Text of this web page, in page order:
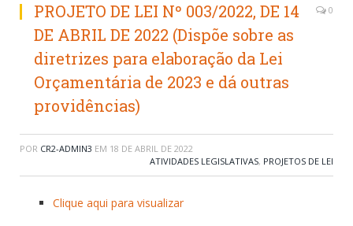
PROJETO DE LEI Nº 003/2022, DE 14
DE ABRIL DE 2022 (Dispõe sobre as
diretrizes para elaboração da Lei
Orçamentária de 2023 e dá outras
providências)
0
POR CR2-ADMIN3 EM 18 DE ABRIL DE 2022
ATIVIDADES LEGISLATIVAS, PROJETOS DE LEI
Clique aqui para visualizar